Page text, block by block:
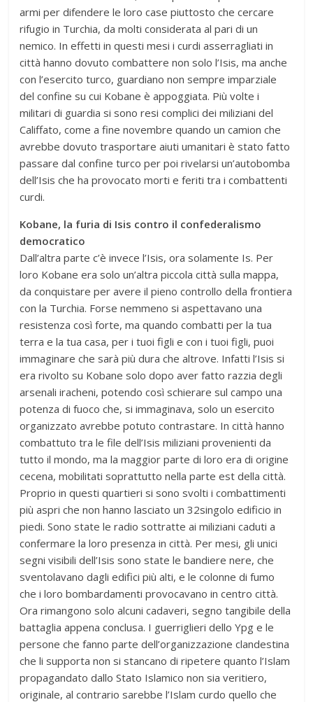
armi per difendere le loro case piuttosto che cercare
rifugio in Turchia, da molti considerata al pari di un
nemico. In effetti in questi mesi i curdi asserragliati in
città hanno dovuto combattere non solo l’Isis, ma anche
con l’esercito turco, guardiano non sempre imparziale
del confine su cui Kobane è appoggiata. Più volte i
militari di guardia si sono resi complici dei miliziani del
Califfato, come a fine novembre quando un camion che
avrebbe dovuto trasportare aiuti umanitari è stato fatto
passare dal confine turco per poi rivelarsi un’autobomba
dell’Isis che ha provocato morti e feriti tra i combattenti
curdi.
Kobane, la furia di Isis contro il confederalismo
democratico
Dall’altra parte c’è invece l’Isis, ora solamente Is. Per
loro Kobane era solo un’altra piccola città sulla mappa,
da conquistare per avere il pieno controllo della frontiera
con la Turchia. Forse nemmeno si aspettavano una
resistenza così forte, ma quando combatti per la tua
terra e la tua casa, per i tuoi figli e con i tuoi figli, puoi
immaginare che sarà più dura che altrove. Infatti l’Isis si
era rivolto su Kobane solo dopo aver fatto razzia degli
arsenali iracheni, potendo così schierare sul campo una
potenza di fuoco che, si immaginava, solo un esercito
organizzato avrebbe potuto contrastare. In città hanno
combattuto tra le file dell’Isis miliziani provenienti da
tutto il mondo, ma la maggior parte di loro era di origine
cecena, mobilitati soprattutto nella parte est della città.
Proprio in questi quartieri si sono svolti i combattimenti
più aspri che non hanno lasciato un 32singolo edificio in
piedi. Sono state le radio sottratte ai miliziani caduti a
confermare la loro presenza in città. Per mesi, gli unici
segni visibili dell’Isis sono state le bandiere nere, che
sventolavano dagli edifici più alti, e le colonne di fumo
che i loro bombardamenti provocavano in centro città.
Ora rimangono solo alcuni cadaveri, segno tangibile della
battaglia appena conclusa. I guerriglieri dello Ypg e le
persone che fanno parte dell’organizzazione clandestina
che li supporta non si stancano di ripetere quanto l’Islam
propagandato dallo Stato Islamico non sia veritiero,
originale, al contrario sarebbe l’Islam curdo quello che